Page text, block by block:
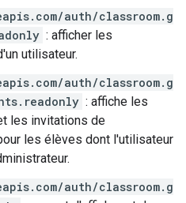
auth/classroom.g
: afficher les
utilisateur.
auth/classroom.g
: affiche les
les invitations de
les élèves dont l'utilisateur
auth/classroom.g